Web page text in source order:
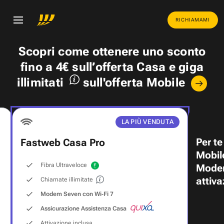
RICHIAMAMI
Scopri come ottenere uno sconto
fino a 4€ sull’offerta Casa egiga
illimitati
sull'offerta Mobile
LA PIÙ VENDUTA
Fastweb Casa Pro
Fibra Ultraveloce
Chiamate illimitate
Modem Seven con Wi‑Fi 7
Assicurazione Assistenza Casa
Per